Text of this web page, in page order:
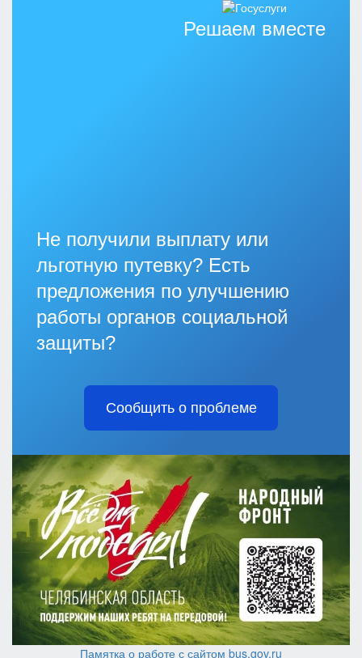
Решаем вместе
Не получили выплату или
льготную путевку? Есть
предложения по улучшению
работы органов социальной
защиты?
Сообщить о проблеме
Памятка о работе с сайтом bus.gov.ru